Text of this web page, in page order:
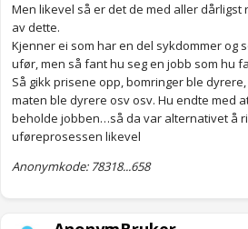
Men likevel så er det de med aller dårligst
av dette.
Kjenner ei som har en del sykdommer og
ufør, men så fant hu seg en jobb som hu
Så gikk prisene opp, bomringer ble
maten ble dyrere osv osv. Hu endte med
beholde jobben…så da var alternativet å
uføreprosessen likevel
Anonymkode: 78318...658